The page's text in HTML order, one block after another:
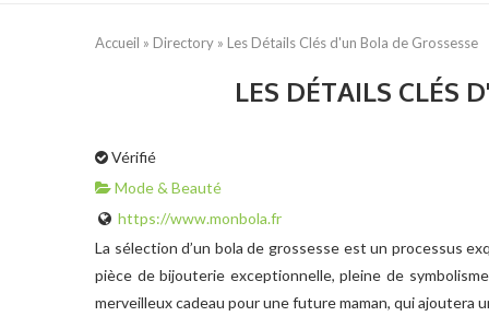
Accueil » Directory » Les Détails Clés d'un Bola de Grossesse
LES DÉTAILS CLÉS
Vérifié
Mode & Beauté
https://www.monbola.fr
La sélection d’un bola de grossesse est un processus
pièce de bijouterie exceptionnelle, pleine de
merveilleux cadeau pour une future maman, qui ajoutera